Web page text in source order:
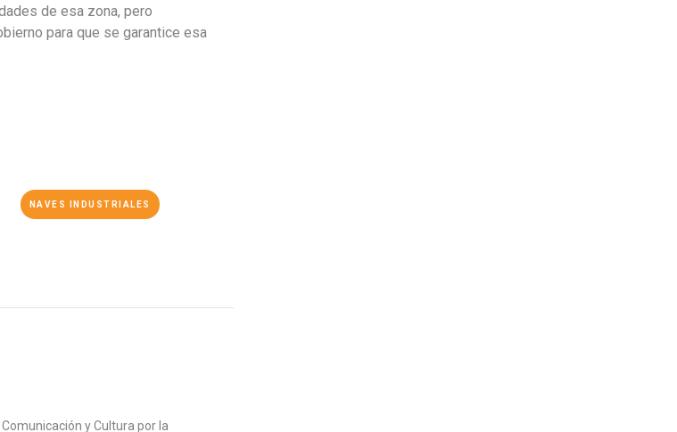
de esa zona, pero
para que se garantice esa
NAVES INDUSTRIALES
y Cultura por la